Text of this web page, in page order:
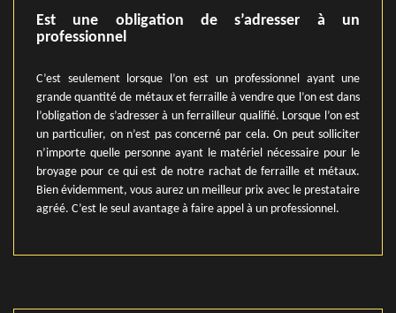
Est une obligation de s’adresser à un
professionnel
C’est seulement lorsque l’on est un professionnel ayant une
grande quantité de métaux et ferraille à vendre que l’on est dans
l’obligation de s’adresser à un ferrailleur qualifié. Lorsque l’on est
un particulier, on n’est pas concerné par cela. On peut solliciter
n’importe quelle personne ayant le matériel nécessaire pour le
broyage pour ce qui est de notre rachat de ferraille et métaux.
Bien évidemment, vous aurez un meilleur prix avec le prestataire
agréé. C’est le seul avantage à faire appel à un professionnel.